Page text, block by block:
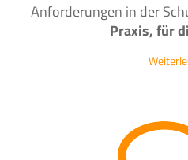
Anforderungen in der
Praxis, für